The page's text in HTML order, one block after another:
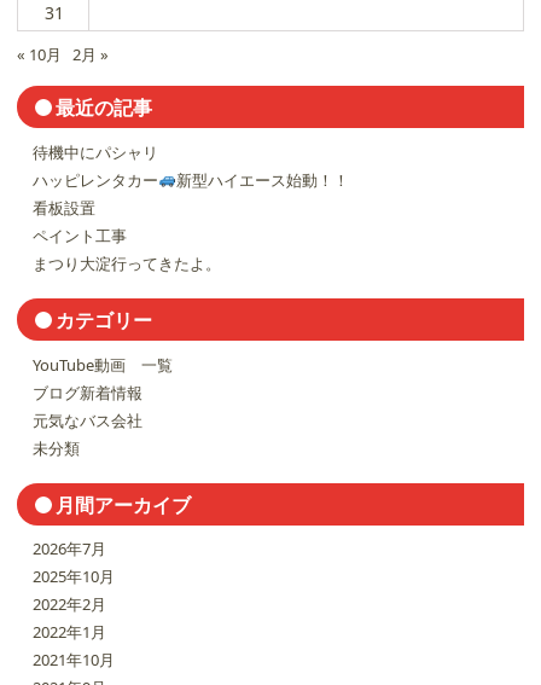
31
« 10月 2月 »
最近の記事
待機中にパシャリ
ハッピレンタカー
新型ハイエース始動！！
看板設置
ペイント工事
まつり大淀行ってきたよ。
カテゴリー
YouTube動画 一覧
ブログ新着情報
元気なバス会社
未分類
月間アーカイブ
2026年7月
2025年10月
2022年2月
2022年1月
2021年10月